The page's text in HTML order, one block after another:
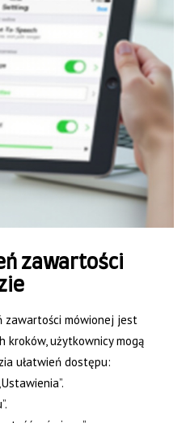
zawartości
zawartości mówionej jest
kroków, użytkownicy mogą
ułatwień dostępu: